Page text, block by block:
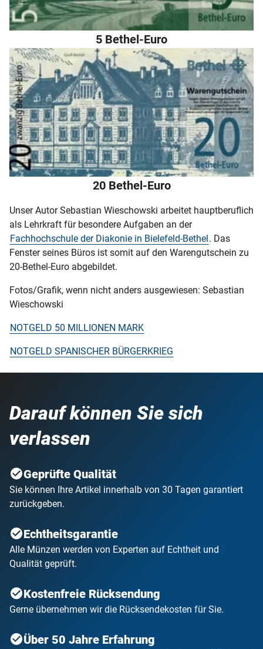
5 Bethel-Euro
20 Bethel-Euro
Unser Autor Sebastian Wieschowski arbeitet hauptberuflich
als Lehrkraft für besondere Aufgaben an der
Fachhochschule der Diakonie in Bielefeld-Bethel. Das
Fenster seines Büros ist somit auf den Warengutschein zu
20-Bethel-Euro abgebildet.
Fotos/Grafik, wenn nicht anders ausgewiesen: Sebastian
Wieschowski
NOTGELD 50 MILLIONEN MARK
NOTGELD SPANISCHER BÜRGERKRIEG
Darauf können Sie sich
verlassen
Geprüfte Qualität
Sie können Ihre Artikel innerhalb von 30 Tagen garantiert
zurückgeben.
Echtheitsgarantie
Alle Münzen werden von Experten auf Echtheit und
Qualität geprüft.
Kostenfreie Rücksendung
Gerne übernehmen wir die Rücksendekosten für Sie.
Über 50 Jahre Erfahrung